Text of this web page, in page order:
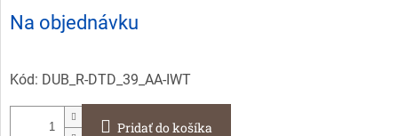
Jednotková
cena:
Na objednávku
Kód: DUB_R-DTD_39_AA-IWT
Pridať do košíka